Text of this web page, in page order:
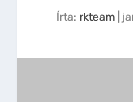
Írta: rkteam